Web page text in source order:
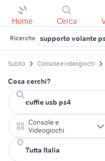
Home Cerca
Ricerche supporto volante
Subito Console e videogiochi
Cosa cerchi?
Console e
Videogiochi